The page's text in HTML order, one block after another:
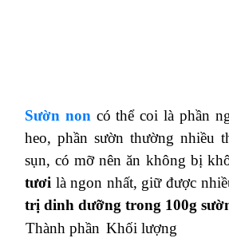
Sườn non có thể coi là phần
heo, phần sườn thường nhiều
sụn, có mỡ nên ăn không bị
tươi là ngon nhất, giữ được
trị dinh dưỡng trong 100g
Thành phần Khối lượng